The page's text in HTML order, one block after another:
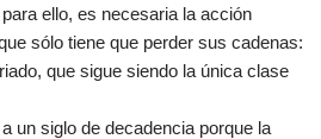
ello, es necesaria la acción
sólo tiene que perder sus cadenas:
que sigue siendo la única clase
un siglo de decadencia porque la